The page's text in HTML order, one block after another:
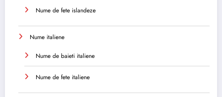
Nume de fete islandeze
Nume italiene
Nume de baieti italiene
Nume de fete italiene